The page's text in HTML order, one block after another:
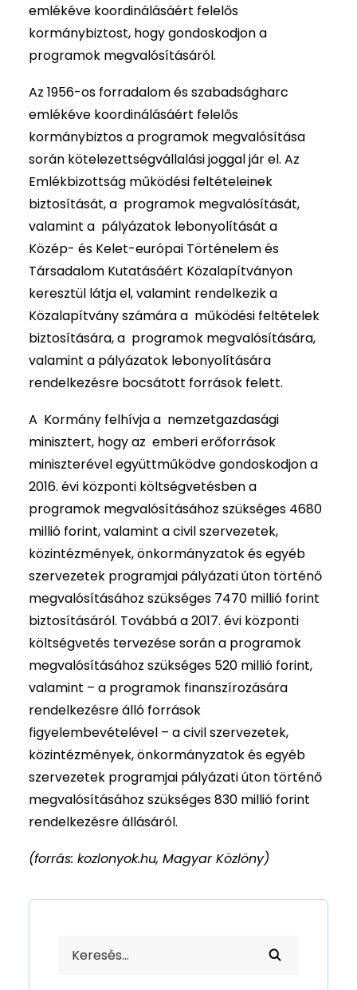
emlékéve koordinálásáért felelős
kormánybiztost, hogy gondoskodjon a
programok megvalósításáról.
Az 1956-os forradalom és szabadságharc
emlékéve koordinálásáért felelős
kormánybiztos a programok megvalósítása
során kötelezettségvállalási joggal jár el. Az
Emlékbizottság működési feltételeinek
biztosítását, a programok megvalósítását,
valamint a pályázatok lebonyolítását a
Közép- és Kelet-európai Történelem és
Társadalom Kutatásáért Közalapítványon
keresztül látja el, valamint rendelkezik a
Közalapítvány számára a működési feltételek
biztosítására, a programok megvalósítására,
valamint a pályázatok lebonyolítására
rendelkezésre bocsátott források felett.
A Kormány felhívja a nemzetgazdasági
minisztert, hogy az emberi erőforrások
miniszterével együttműködve gondoskodjon a
2016. évi központi költségvetésben a
programok megvalósításához szükséges 4680
millió forint, valamint a civil szervezetek,
közintézmények, önkormányzatok és egyéb
szervezetek programjai pályázati úton történő
megvalósításához szükséges 7470 millió forint
biztosításáról. Továbbá a 2017. évi központi
költségvetés tervezése során a programok
megvalósításához szükséges 520 millió forint,
valamint – a programok finanszírozására
rendelkezésre álló források
figyelembevételével – a civil szervezetek,
közintézmények, önkormányzatok és egyéb
szervezetek programjai pályázati úton történő
megvalósításához szükséges 830 millió forint
rendelkezésre állásáról.
(forrás: kozlonyok.hu, Magyar Közlöny)